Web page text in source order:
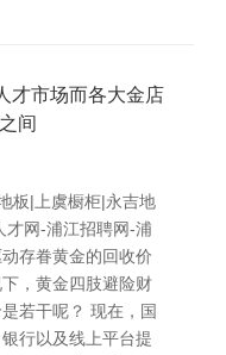
才市场而各大金店
间
板|上虞橱柜|永吉地
才网-浦江招聘网-浦
存眷黄金的回收价
，黄金四肢避险财
若干呢？ 现在，国
行以及线上平台提